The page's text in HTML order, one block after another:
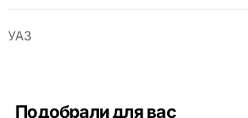
УАЗ
Подобрали для вас